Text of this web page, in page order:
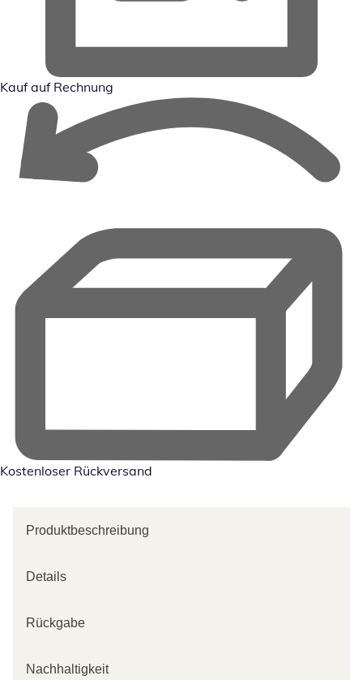
Kauf auf Rechnung
Kostenloser Rückversand
Produktbeschreibung
Details
Rückgabe
Nachhaltigkeit